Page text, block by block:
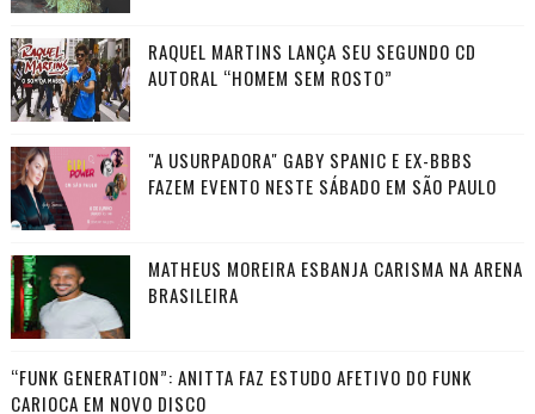
RAQUEL MARTINS LANÇA SEU SEGUNDO CD
AUTORAL “HOMEM SEM ROSTO”
"A USURPADORA" GABY SPANIC E EX-BBBS
FAZEM EVENTO NESTE SÁBADO EM SÃO PAULO
MATHEUS MOREIRA ESBANJA CARISMA NA ARENA
BRASILEIRA
“FUNK GENERATION”: ANITTA FAZ ESTUDO AFETIVO DO FUNK
CARIOCA EM NOVO DISCO